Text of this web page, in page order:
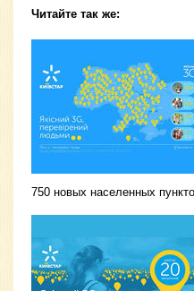
Читайте так же:
750 новых населенных